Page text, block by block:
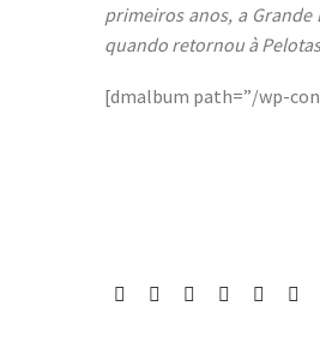
primeiros anos, a Grande
quando retornou à
[dmalbum path=”/wp-